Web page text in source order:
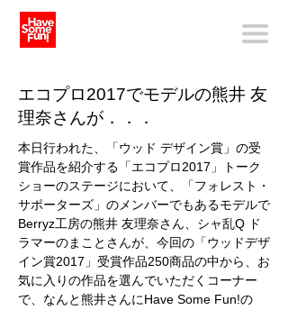
エコプロ2017でモデルの熊井 友
理奈さんが．．．
本日行われた、「ウッド デザイン賞」の受
賞作品を紹介する「エコプロ2017」トーク
ショーのステージにおいて、「フォレスト・
サポーターズ」のメンバーでもあるモデルで
Berryz工房の熊井 友理奈さん、シャ乱Q ド
ラマーのまことさんが、今回の「ウッドデザ
イン賞2017」受賞作品250商品の中から、お
気に入りの作品を選んでいただくコーナー
で、なんと熊井さんにHave Some Fun!の